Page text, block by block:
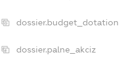
dossier.budget_dotation
dossier.palne_akciz